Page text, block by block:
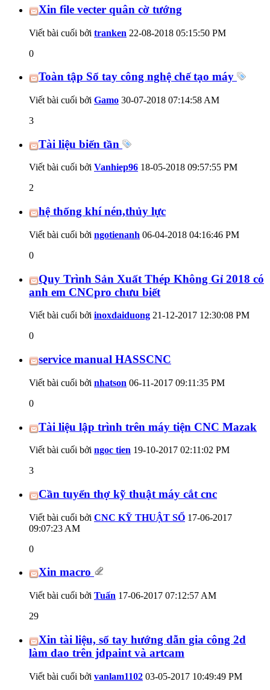
Xin file vecter quân cờ tướng
Viết bài cuối bởi tranken 22-08-2018 05:15:50 PM
0
Toàn tập Sổ tay công nghệ chế tạo máy
Viết bài cuối bởi Gamo 30-07-2018 07:14:58 AM
3
Tài liệu biến tần
Viết bài cuối bởi Vanhiep96 18-05-2018 09:57:55 PM
2
hệ thống khí nén,thủy lực
Viết bài cuối bởi ngotienanh 06-04-2018 04:16:46 PM
0
Quy Trình Sản Xuất Thép Không Gỉ 2018 có
anh em CNCpro chưu biết
Viết bài cuối bởi inoxdaiduong 21-12-2017 12:30:08 PM
0
service manual HASSCNC
Viết bài cuối bởi nhatson 06-11-2017 09:11:35 PM
0
Tài liệu lập trình trên máy tiện CNC Mazak
Viết bài cuối bởi ngoc tien 19-10-2017 02:11:02 PM
3
Cần tuyển thợ kỹ thuật máy cắt cnc
Viết bài cuối bởi CNC KỸ THUẬT SỐ 17-06-2017
09:07:23 AM
0
Xin macro
Viết bài cuối bởi Tuấn 17-06-2017 07:12:57 AM
29
Xin tài liệu, sổ tay hướng dẫn gia công 2d
làm dao trên jdpaint và artcam
Viết bài cuối bởi vanlam1102 03-05-2017 10:49:49 PM